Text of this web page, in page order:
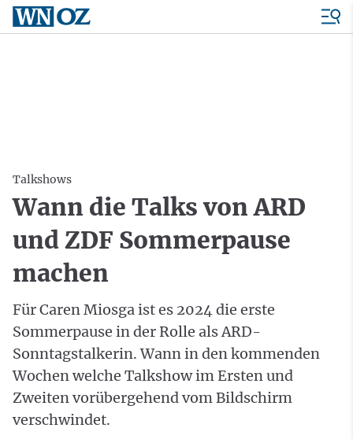
Talkshows
Wann die Talks von ARD
und ZDF Sommerpause
machen
Für Caren Miosga ist es 2024 die erste
Sommerpause in der Rolle als ARD-
Sonntagstalkerin. Wann in den kommenden
Wochen welche Talkshow im Ersten und
Zweiten vorübergehend vom Bildschirm
verschwindet.